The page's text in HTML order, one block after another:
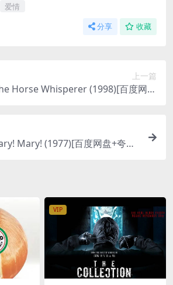
爱情
分享 收藏
上一篇
Horse Whisperer (1998)[百度网盘
Mary! (1977)[百度网盘+夸克
板无法在线播放，请使用电脑
含解压密码）】
VIP